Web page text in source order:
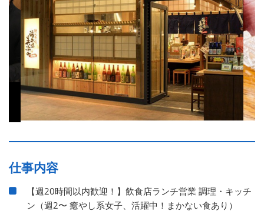
仕事内容
【週20時間以内歓迎！】飲食店ランチ営業 調理・キッチ
ン（週2〜 癒やし系女子、活躍中！まかない食あり）